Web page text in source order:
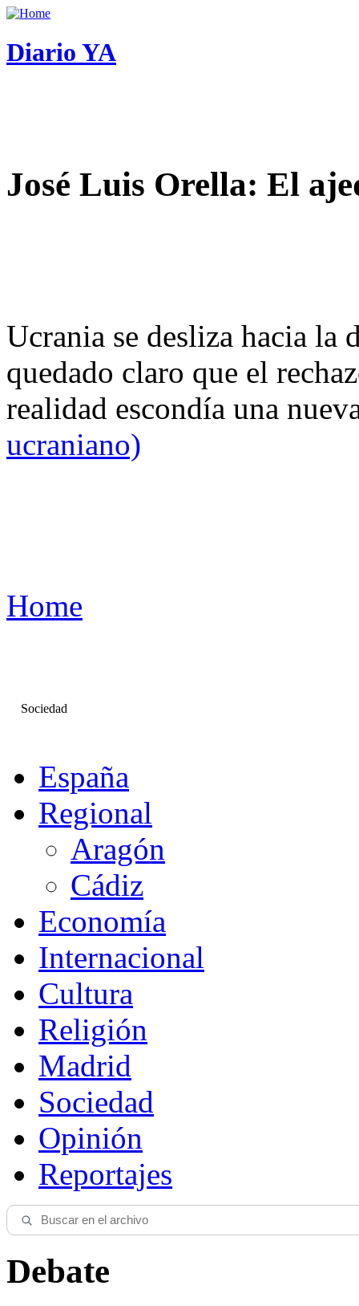
Diario YA
José Luis Orella: El
Ucrania se desliza hacia
quedado claro que el
realidad escondía una
ucraniano)
Home
Sociedad
España
Regional
Aragón
Cádiz
Economía
Internacional
Cultura
Religión
Madrid
Sociedad
Opinión
Reportajes
Debate